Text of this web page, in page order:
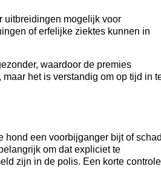
uitbreidingen mogelijk voor
of erfelijke ziektes kunnen in
waardoor de premies
het is verstandig om op tijd in
hond een voorbijganger bijt of
om dat expliciet te
zijn in de polis. Een korte controle